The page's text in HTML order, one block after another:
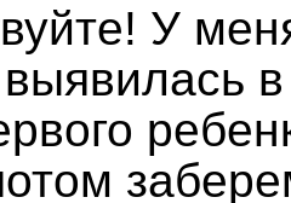
У
выявилась